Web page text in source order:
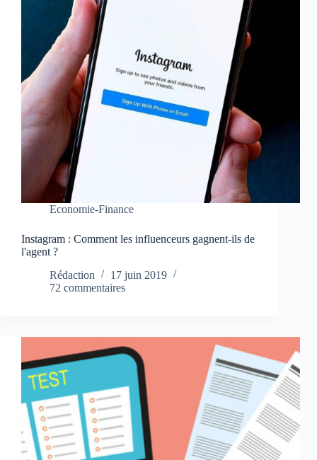
Economie-Finance
Instagram : Comment les influenceurs gagnent-ils de
l'agent ?
Rédaction
17 juin 2019
72 commentaires